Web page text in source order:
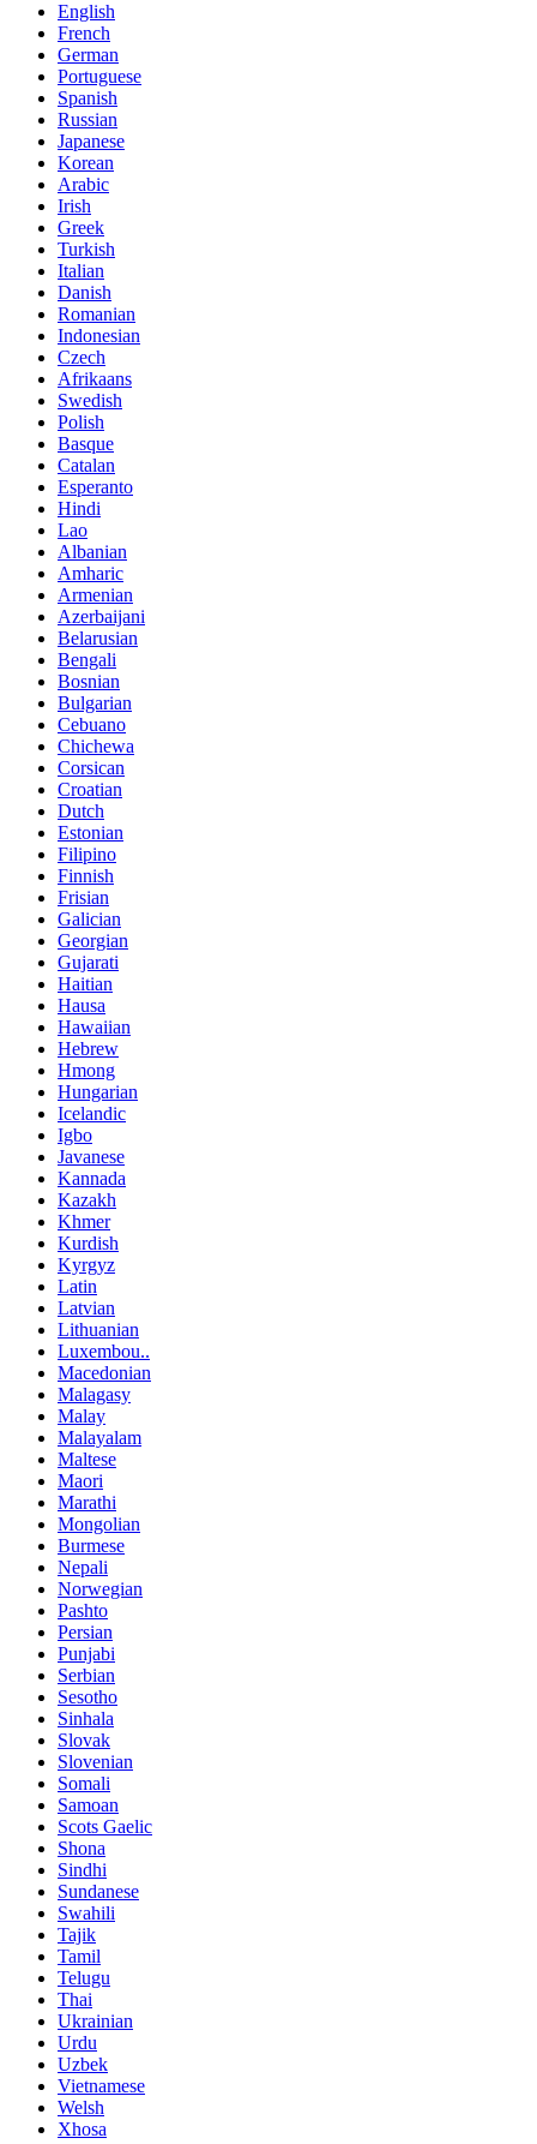
English
French
German
Portuguese
Spanish
Russian
Japanese
Korean
Arabic
Irish
Greek
Turkish
Italian
Danish
Romanian
Indonesian
Czech
Afrikaans
Swedish
Polish
Basque
Catalan
Esperanto
Hindi
Lao
Albanian
Amharic
Armenian
Azerbaijani
Belarusian
Bengali
Bosnian
Bulgarian
Cebuano
Chichewa
Corsican
Croatian
Dutch
Estonian
Filipino
Finnish
Frisian
Galician
Georgian
Gujarati
Haitian
Hausa
Hawaiian
Hebrew
Hmong
Hungarian
Icelandic
Igbo
Javanese
Kannada
Kazakh
Khmer
Kurdish
Kyrgyz
Latin
Latvian
Lithuanian
Luxembou..
Macedonian
Malagasy
Malay
Malayalam
Maltese
Maori
Marathi
Mongolian
Burmese
Nepali
Norwegian
Pashto
Persian
Punjabi
Serbian
Sesotho
Sinhala
Slovak
Slovenian
Somali
Samoan
Scots Gaelic
Shona
Sindhi
Sundanese
Swahili
Tajik
Tamil
Telugu
Thai
Ukrainian
Urdu
Uzbek
Vietnamese
Welsh
Xhosa